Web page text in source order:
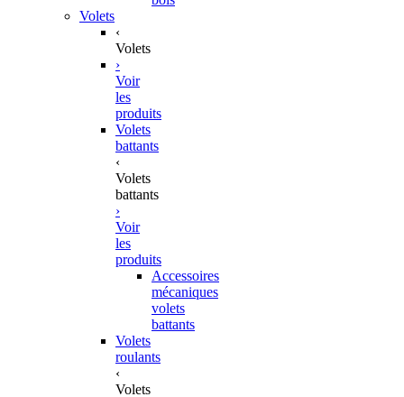
Volets
‹
Volets
›
Voir
les
produits
Volets
battants
‹
Volets
battants
›
Voir
les
produits
Accessoires
mécaniques
volets
battants
Volets
roulants
‹
Volets